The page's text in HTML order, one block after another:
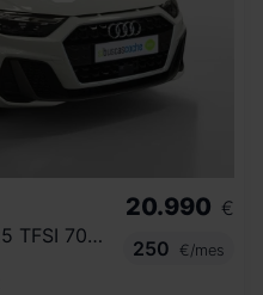
SPORTBACK ADRENALIN 25 TFSI 70KW (95CV)
20.990 €
250
€/mes